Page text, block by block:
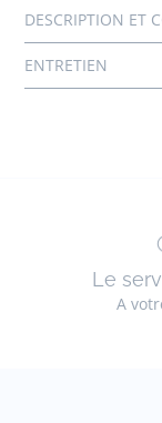
Réf : 2036787
Le
A